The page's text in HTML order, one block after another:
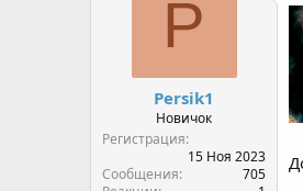
P
Persik1
Новичок
Регистрация
15 Ноя 2023
Сообщения
705